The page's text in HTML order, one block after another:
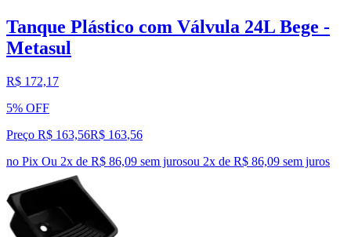
Tanque Plástico com Válvula 24L Bege -
Metasul
R$ 172,17
5% OFF
Preço R$ 163,56R$ 163,56
no Pix Ou 2x de R$ 86,09 sem jurosou 2x de R$ 86,09 sem juros